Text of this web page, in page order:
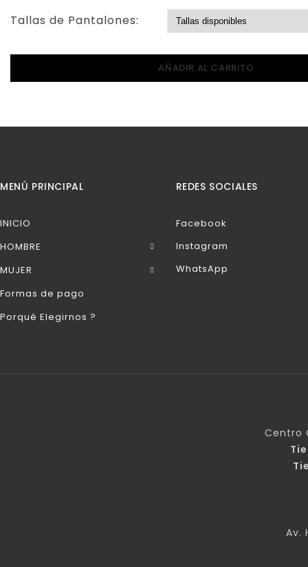
Tallas de Pantalones:
AÑADIR AL CARRITO
MENÚ PRINCIPAL
INICIO
HOMBRE
MUJER
Formas de pago
Porqué Elegirnos ?
REDES SOCIALES
Facebook
Instagram
WhatsApp
Centro
Av.